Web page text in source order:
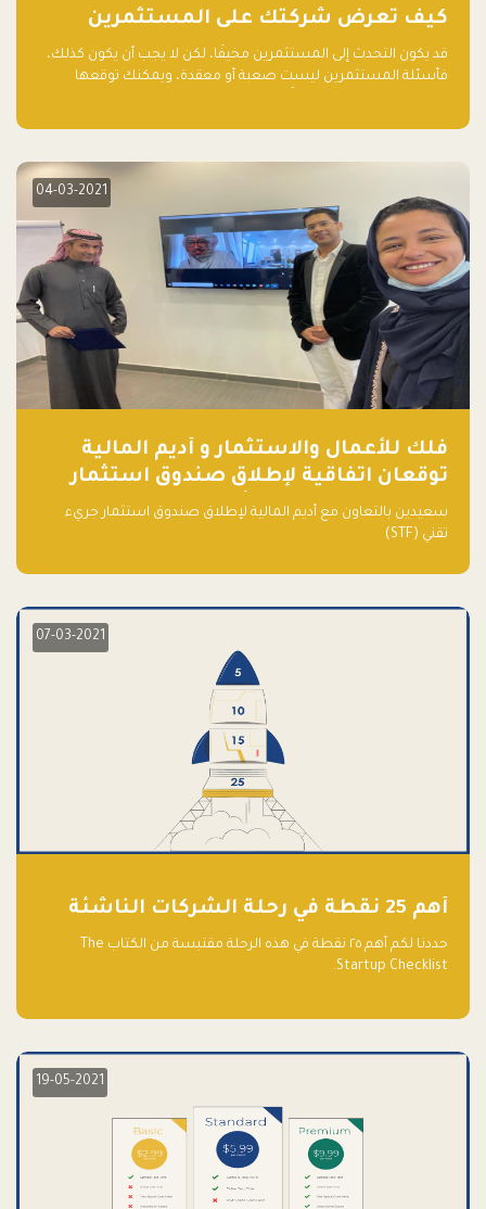
كيف تعرض شركتك على المستثمرين
قد يكون التحدث إلى المستثمرين مخيفًا، لكن لا يجب أن يكون كذلك،
فأسئلة المستثمرين ليست صعبة أو معقدة، ويمكنك توقعها
04-03-2021
فلك للأعمال والاستثمار و أديم المالية
توقعان اتفاقية لإطلاق صندوق استثمار
جريء تقني (STF) - مشغل من قبل فـلك
سعيدين بالتعاون مع أديم المالية لإطلاق صندوق استثمار جريء
تقني (STF)
07-03-2021
أهم 25 نقطة في رحلة الشركات الناشئة
حددنا لكم أهم ٢٥ نقطة في هذه الرحلة مقتبسة من الكتاب The
Startup Checklist.
19-05-2021